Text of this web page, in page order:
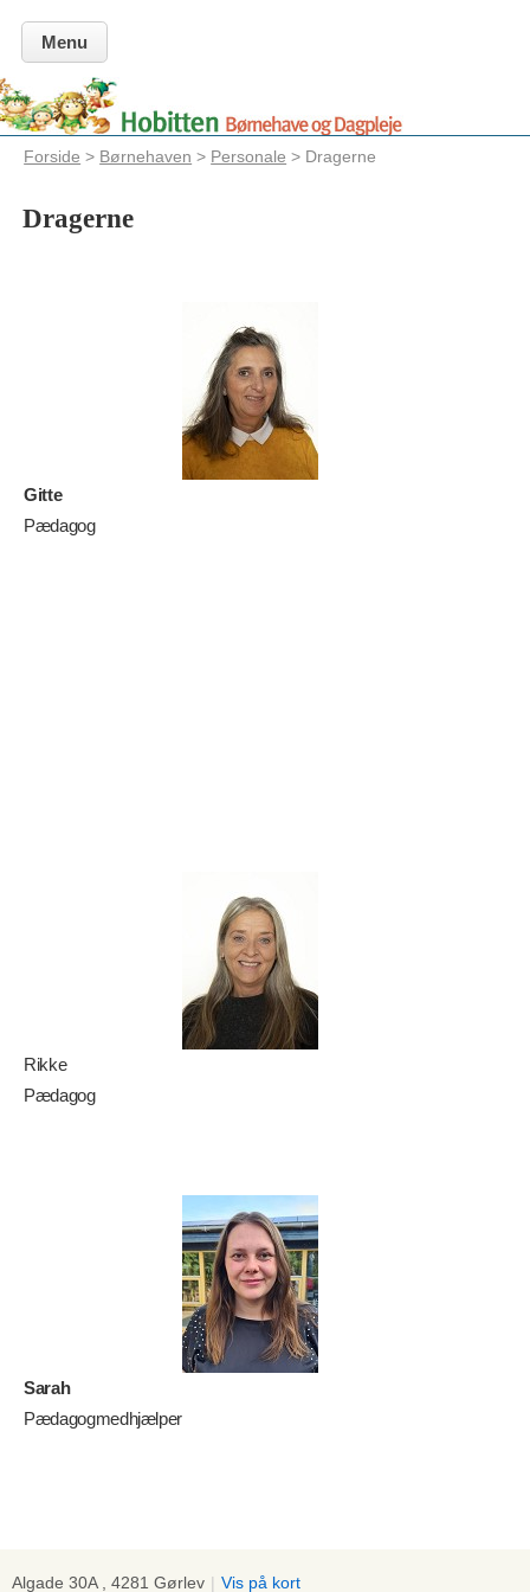
Menu
Forside > Børnehaven > Personale > Dragerne
Dragerne
Gitte
Pædagog
Rikke
Pædagog
Sarah
Pædagogmedhjælper
Algade 30A , 4281 Gørlev | Vis på kort